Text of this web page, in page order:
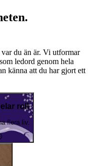
du än är. Vi utformar
ledord genom hela
känna att du har gjort ett
roll
flera liv.